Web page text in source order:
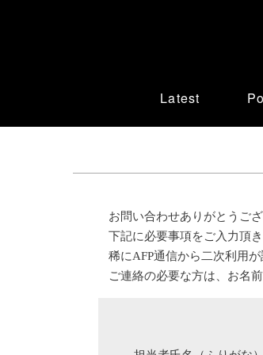
Latest
お問い合わせありがとうござ
下記に必要事項をご入力頂
稀にAFP通信から二次利用
ご連絡の必要な方は、お名